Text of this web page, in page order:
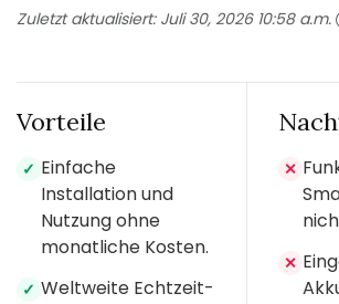
Zuletzt aktualisiert: Juli 30, 2026 10:58 a.m.
Vorteile
✓ Einfache
Installation und
Nutzung ohne
monatliche Kosten.
✓ Weltweite Echtzeit-
✕
✕